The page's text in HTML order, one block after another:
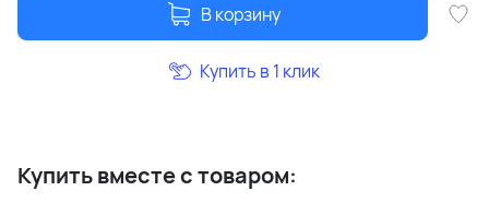
В корзину
Купить в 1 клик
Купить вместе с товаром: